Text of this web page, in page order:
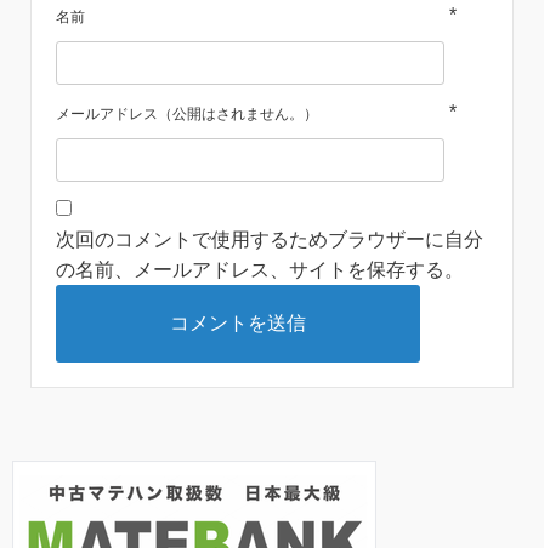
名前 *
メールアドレス（公開はされません。） *
次回のコメントで使用するためブラウザーに自分
の名前、メールアドレス、サイトを保存する。